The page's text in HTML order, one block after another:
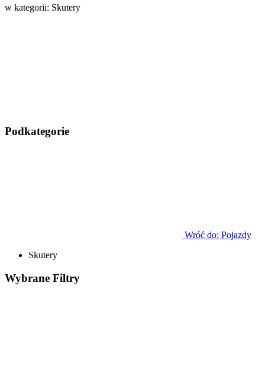
w kategorii: Skutery
Podkategorie
Wróć do: Pojazdy
Skutery
Wybrane Filtry